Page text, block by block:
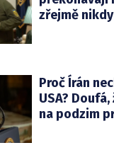
zřejmě
Proč Írán
USA? Doufá,
na podzim